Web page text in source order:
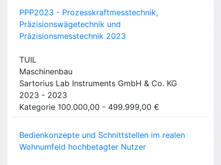
PPP2023 - Prozesskraftmesstechnik,
Präzisionswägetechnik und
Präzisionsmesstechnik 2023
TUIL
Maschinenbau
Sartorius Lab Instruments GmbH & Co. KG
2023 - 2023
Kategorie 100.000,00 - 499.999,00 €
Bedienkonzepte und Schnittstellen im realen
Wohnumfeld hochbetagter Nutzer